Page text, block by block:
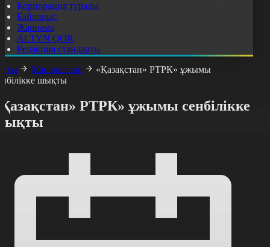
Корпорация туралы
Байланыс
Жарнама
ALTYN QOR
Редакция стандарты
Жаңалықтар
«Қазақстан» РТРК» ұжымы
шықты
РТРК» ұжымы сенбілікке